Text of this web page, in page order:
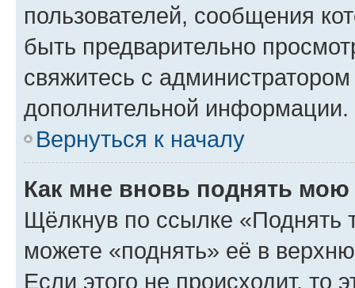
пользователей, сообщения
быть предварительно
свяжитесь с
дополнительной информации.
Вернуться к началу
Как мне вновь поднять мою
Щёлкнув по ссылке «Поднять
можете «поднять» её в
Если этого не происходит, то